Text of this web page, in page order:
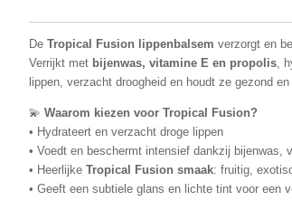
De Tropical Fusion lippenbalsem verzorgt en
Verrijkt met bijenwas, vitamine E en propolis,
lippen, verzacht droogheid en houdt ze gezond
💫 Waarom kiezen voor Tropical Fusion?
• Hydrateert en verzacht droge lippen
• Voedt en beschermt intensief dankzij bijenwas,
• Heerlijke Tropical Fusion smaak: fruitig,
• Geeft een subtiele glans en lichte tint voor een